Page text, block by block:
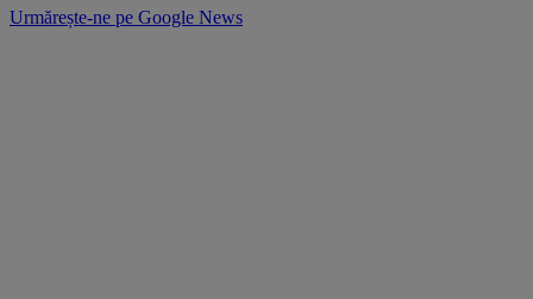
Urmărește-ne pe Google News